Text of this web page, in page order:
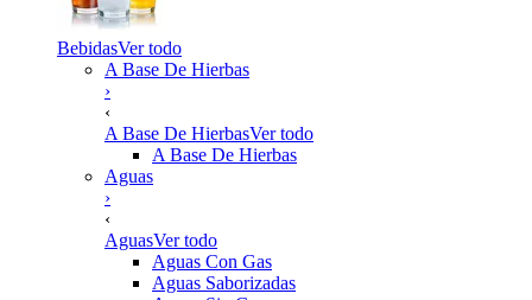
BebidasVer todo
A Base De Hierbas
›
‹
A Base De HierbasVer todo
A Base De Hierbas
Aguas
›
‹
AguasVer todo
Aguas Con Gas
Aguas Saborizadas